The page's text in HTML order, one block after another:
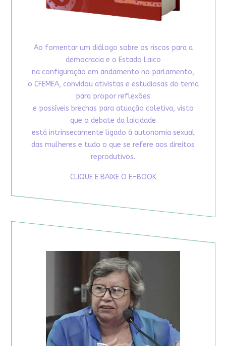
Ao fomentar um diálogo sobre os riscos para a
democracia e o Estado Laico
na configuração em andamento no parlamento,
o CFEMEA, convidou ativistas e estudiosas do tema
para propor reflexões
e possíveis brechas para atuação coletiva, visto
que o debate da laicidade
está intrinsecamente ligado à autonomia sexual
das mulheres e tudo o que se refere aos direitos
reprodutivos.
CLIQUE E BAIXE O E-BOOK